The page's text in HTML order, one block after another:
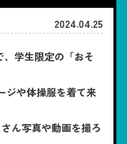
2024.04.25
学生限定の「おそ
ジや体操服を着て来
ん写真や動画を撮ろ